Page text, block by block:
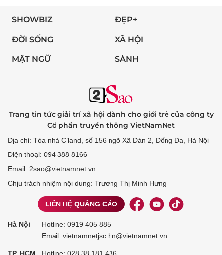
SHOWBIZ ĐẸP+
ĐỜI SỐNG XÃ HỘI
MẬT NGỮ SÀNH
Trang tin tức giải trí xã hội dành cho giới trẻ của công ty
Cổ phần truyền thông VietNamNet
Địa chỉ: Tòa nhà C’land, số 156 ngõ Xã Đàn 2, Đống Đa, Hà Nội
Điện thoại: 094 388 8166
Email: 2sao@vietnamnet.vn
Chịu trách nhiệm nội dung: Trương Thị Minh Hưng
LIÊN HỆ QUẢNG CÁO
Hà Nội Hotline: 0919 405 885
Email: vietnamnetjsc.hn@vietnamnet.vn
TP. HCM Hotline: 028 38 181 436